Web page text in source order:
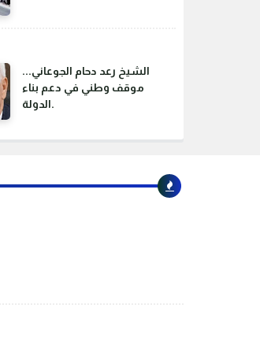
الشيخ رعد دحام الجوعاني...
موقف وطني في دعم بناء
الدولة.